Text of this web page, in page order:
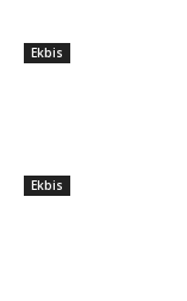
Ekbis
Ekbis